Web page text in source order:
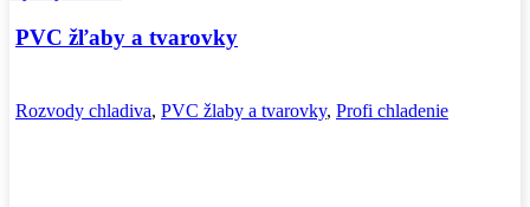
PVC žľaby a tvarovky
Rozvody chladiva, PVC žlaby a tvarovky, Profi chladenie